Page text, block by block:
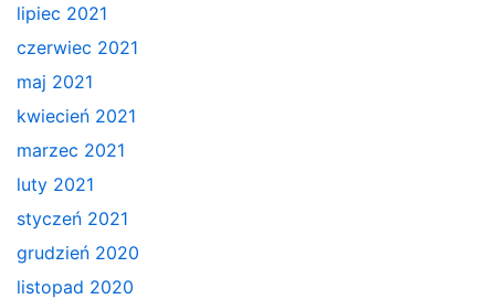
lipiec 2021
czerwiec 2021
maj 2021
kwiecień 2021
marzec 2021
luty 2021
styczeń 2021
grudzień 2020
listopad 2020